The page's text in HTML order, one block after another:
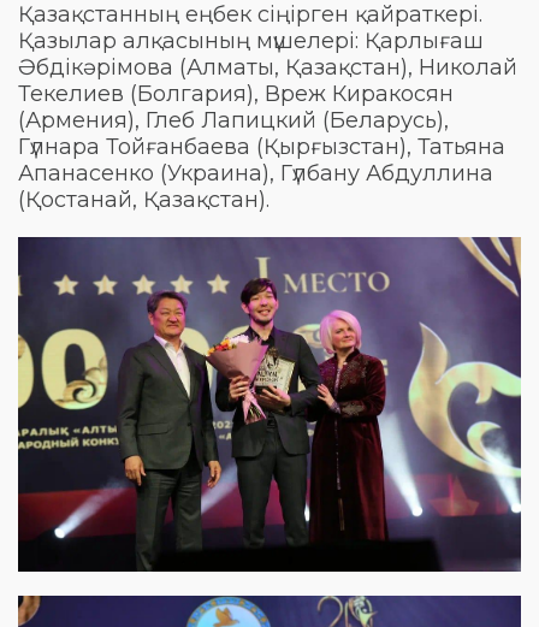
Қазақстанның еңбек сіңірген қайраткері.
Қазылар алқасының мүшелері: Қарлығаш
Әбдікәрімова (Алматы, Қазақстан), Николай
Текелиев (Болгария), Вреж Киракосян
(Армения), Глеб Лапицкий (Беларусь),
Гүлнара Тойғанбаева (Қырғызстан), Татьяна
Апанасенко (Украина), Гүлбану Абдуллина
(Қостанай, Қазақстан).